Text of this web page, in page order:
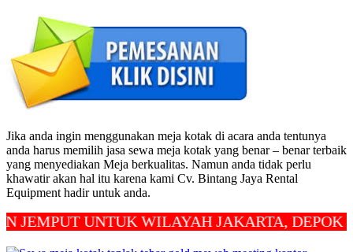
Jika anda ingin menggunakan meja kotak di acara anda tentunya
anda harus memilih jasa sewa meja kotak yang benar – benar terbaik
yang menyediakan Meja berkualitas. Namun anda tidak perlu
khawatir akan hal itu karena kami Cv. Bintang Jaya Rental
Equipment hadir untuk anda.
UNTUK WILAYAH JAKARTA, DEPOK DAN